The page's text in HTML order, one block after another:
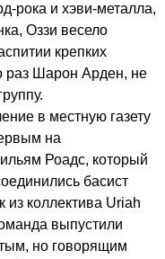
рока и хэви-металла,
Оззи весело
крепких
раз Шарон Арден, не
в местную газету
на
Роадс, который
басист
из коллектива Uriah
выпустили
но говорящим